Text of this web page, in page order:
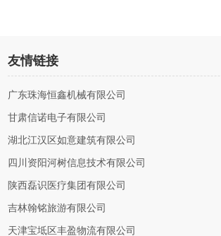
友情链接
广东珠海恒鑫机械有限公司
甘肃信诺电子有限公司
湖北江汉区如意建筑有限公司
四川资阳河树信息技术有限公司
陕西磊识医疗集团有限公司
吉林翰铭旅游有限公司
天津宝坻区丰盈物流有限公司